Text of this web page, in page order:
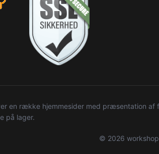
en række hjemmesider med præsentation
på lager.
© 2026